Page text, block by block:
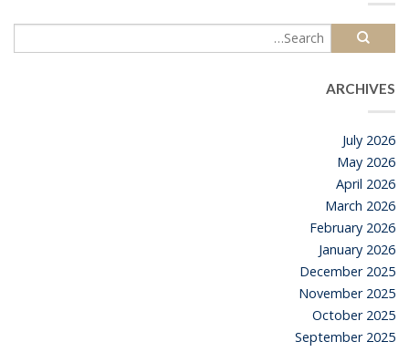
ARCHIVES
July 2026
May 2026
April 2026
March 2026
February 2026
January 2026
December 2025
November 2025
October 2025
September 2025